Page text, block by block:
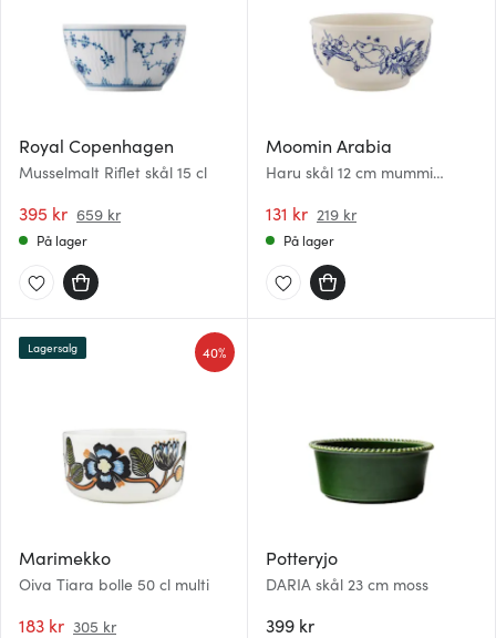
Royal Copenhagen
Musselmalt Riflet skål 15 cl
395 kr 659 kr
På lager
Moomin Arabia
Haru skål 12 cm mummi
131 kr 219 kr
På lager
Marimekko
Oiva Tiara bolle 50 cl multi
183 kr 305 kr
40%
Lagersalg
Potteryjo
DARIA skål 23 cm moss
399 kr